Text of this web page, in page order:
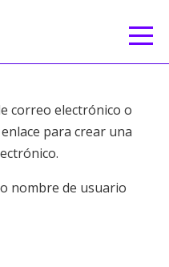
correo electrónico o
para crear una
nombre de usuario